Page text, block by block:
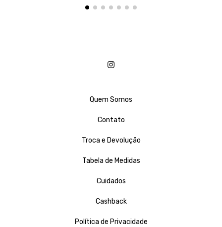
Quem Somos
Contato
Troca e Devolução
Tabela de Medidas
Cuidados
Cashback
Política de Privacidade